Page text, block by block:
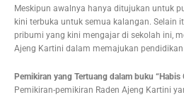
Meskipun awalnya hanya ditujukan untuk
kini terbuka untuk semua kalangan. Selain
pribumi yang kini mengajar di sekolah ini,
Ajeng Kartini dalam memajukan
Pemikiran yang Tertuang dalam buku “Habis
Pemikiran-pemikiran Raden Ajeng Kartini